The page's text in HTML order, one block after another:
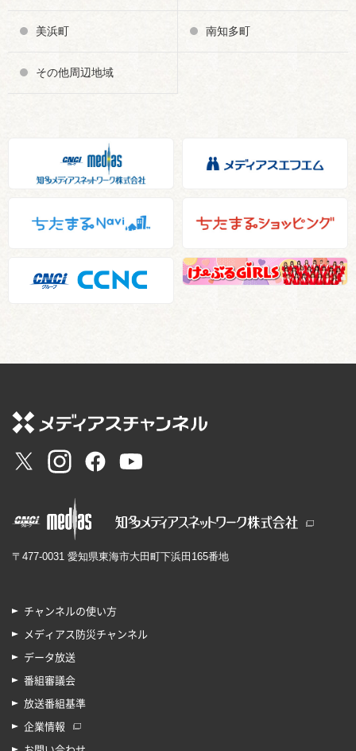
美浜町 南知多町
その他周辺地域
〒477-0031 愛知県東海市大田町下浜田165番地
チャンネルの使い方
メディアス防災チャンネル
データ放送
番組審議会
放送番組基準
企業情報